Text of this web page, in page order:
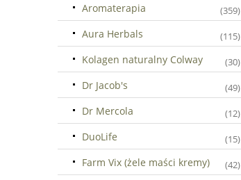
Aromaterapia (359)
Aura Herbals (115)
Kolagen naturalny Colway (30)
Dr Jacob's (49)
Dr Mercola (12)
DuoLife (15)
Farm Vix (żele maści kremy) (42)